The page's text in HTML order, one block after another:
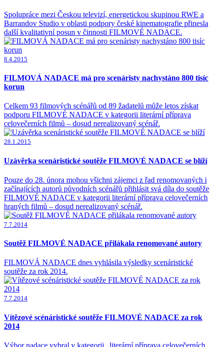
Spolupráce mezi Českou televizí, energetickou skupinou RWE a
Barrandov Studio v oblasti podpory české kinematografie přinesla
další kvalitativní posun v činnosti FILMOVÉ NADACE.
8.4.2015
FILMOVÁ NADACE má pro scenáristy nachystáno 800 tisíc
korun
Celkem 93 filmových scénářů od 89 žadatelů může letos získat
podporu FILMOVÉ NADACE v kategorii literární příprava
celovečerních filmů – dosud nerealizovaný scénář.
28.1.2015
Uzávěrka scenáristické soutěže FILMOVÉ NADACE se blíží
Pouze do 28. února mohou všichni zájemci z řad renomovaných i
začínajících autorů původních scénářů přihlásit svá díla do soutěže
FILMOVÉ NADACE v kategorii literární příprava celovečerních
hraných filmů – dosud nerealizovaný scénář.
7.7.2014
Soutěž FILMOVÉ NADACE přilákala renomované autory
FILMOVÁ NADACE dnes vyhlásila výsledky scenáristické
soutěže za rok 2014.
7.7.2014
Vítězové scénáristické soutěže FILMOVÉ NADACE za rok
2014
Výbor nadace vybral v kategorii „literární příprava celovečerních